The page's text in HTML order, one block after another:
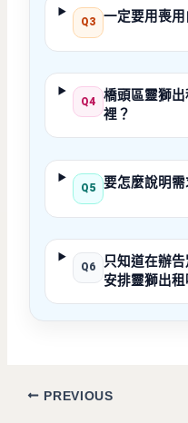
Q3 一定要用喪用
Q4
橋頭區靈獅
裡？
Q5 要怎麼說明
Q6
只知道在辦
安排靈獅出租
PREVIOUS